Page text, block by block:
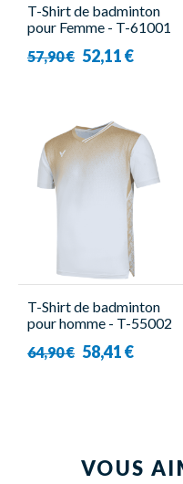
T-Shirt de badminton
pour Femme - T-61001
57,90 € 52,11 €
T-Shirt de badminton
pour homme - T-55002
64,90 € 58,41 €
VOUS